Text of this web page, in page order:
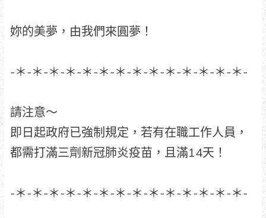
妳的美夢，由我們來圓夢！
-＊-＊-＊-＊-＊-＊-＊-＊-＊-＊-＊-＊-＊-＊-
請注意～
即日起政府已強制規定，若有在職工作人員，
都需打滿三劑新冠肺炎疫苗，且滿14天！
-＊-＊-＊-＊-＊-＊-＊-＊-＊-＊-＊-＊-＊-＊-